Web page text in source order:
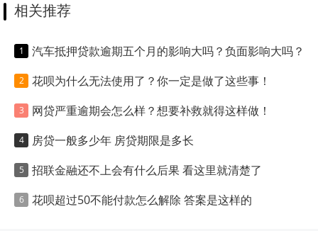
相关推荐
汽车抵押贷款逾期五个月的影响大吗？负面影响大吗？
花呗为什么无法使用了？你一定是做了这些事！
网贷严重逾期会怎么样？想要补救就得这样做！
房贷一般多少年 房贷期限是多长
招联金融还不上会有什么后果 看这里就清楚了
花呗超过50不能付款怎么解除 答案是这样的